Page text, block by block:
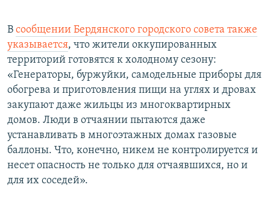
В сообщении Бердянского городского совета также
указывается, что жители оккупированных
территорий готовятся к холодному сезону:
«Генераторы, буржуйки, самодельные приборы для
обогрева и приготовления пищи на углях и дровах
закупают даже жильцы из многоквартирных
домов. Люди в отчаянии пытаются даже
устанавливать в многоэтажных домах газовые
баллоны. Что, конечно, никем не контролируется и
несет опасность не только для отчаявшихся, но и
для их соседей».